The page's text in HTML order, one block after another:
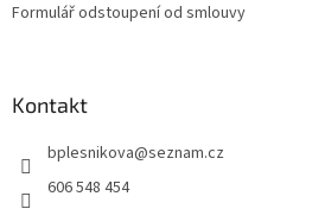
Formulář odstoupení od smlouvy
Kontakt
bplesnikova@seznam.cz
606 548 454